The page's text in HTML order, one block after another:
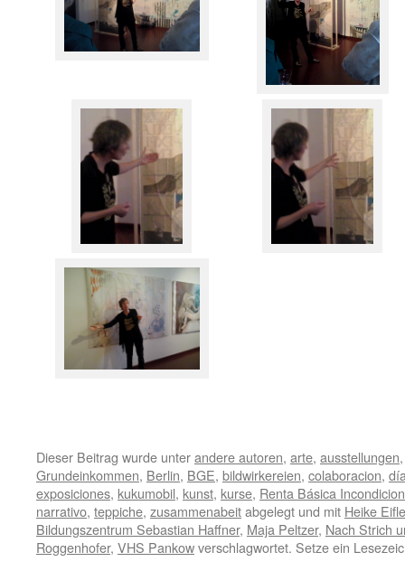
Dieser Beitrag wurde unterandere autoren, arte, ausstellungen
Grundeinkommen, Berlin, BGE, bildwirkereien, colaboracion,
exposiciones, kukumobil, kunst, kurse, Renta Básica
narrativo, teppiche, zusammenabeitabgelegt und mit Heike
Bildungszentrum Sebastian Haffner, Maja Peltzer, Nach Strich
Roggenhofer, VHS Pankowverschlagwortet. Setze ein